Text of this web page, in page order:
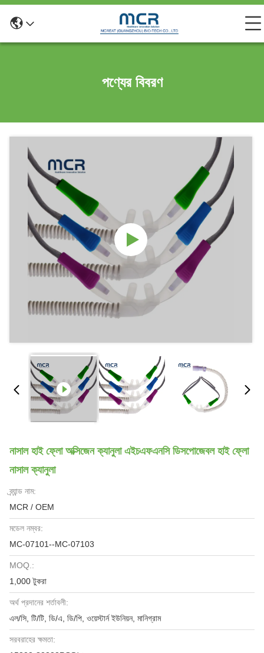
পণ্যের বিবরণ
নাসাল হাই ফ্লো অক্সিজেন ক্যানুলা এইচএফএনসি ডিসপোজেবল হাই ফ্লো
নাসাল ক্যানুলা
ব্র্যান্ড নাম:
MCR / OEM
মডেল নম্বর:
MC-07101--MC-07103
MOQ.:
1,000 টুকরা
অর্থ প্রদানের শর্তাবলী:
এল/সি, টি/টি, ডি/এ, ডি/পি, ওয়েস্টার্ন ইউনিয়ন, মানিগ্রাম
সরবরাহের ক্ষমতা: